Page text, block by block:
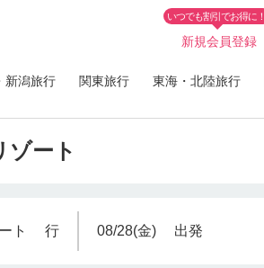
いつでも割引でお得に！
新規会員登録
新潟旅行 関東旅行 東海・北陸旅行
ゾート
ト 行 08/28(金) 出発